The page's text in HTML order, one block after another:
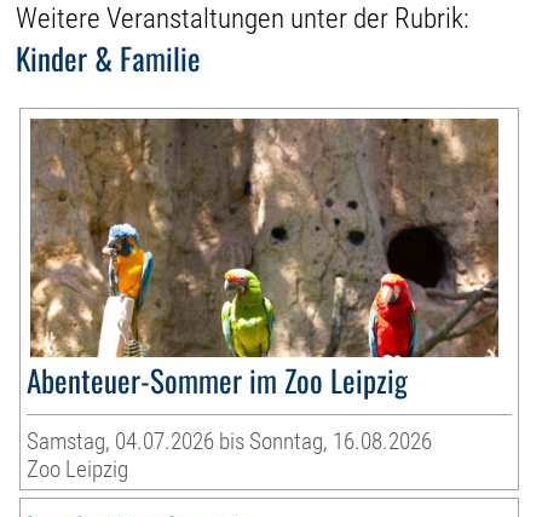
Weitere Veranstaltungen unter der Rubrik:
Kinder & Familie
Abenteuer-Sommer im Zoo Leipzig
Samstag, 04.07.2026 bis Sonntag, 16.08.2026
Zoo Leipzig